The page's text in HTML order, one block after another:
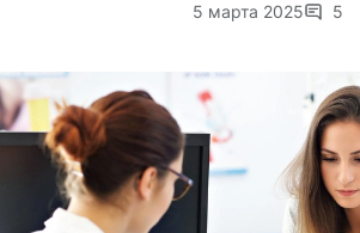
5 марта 2025 5